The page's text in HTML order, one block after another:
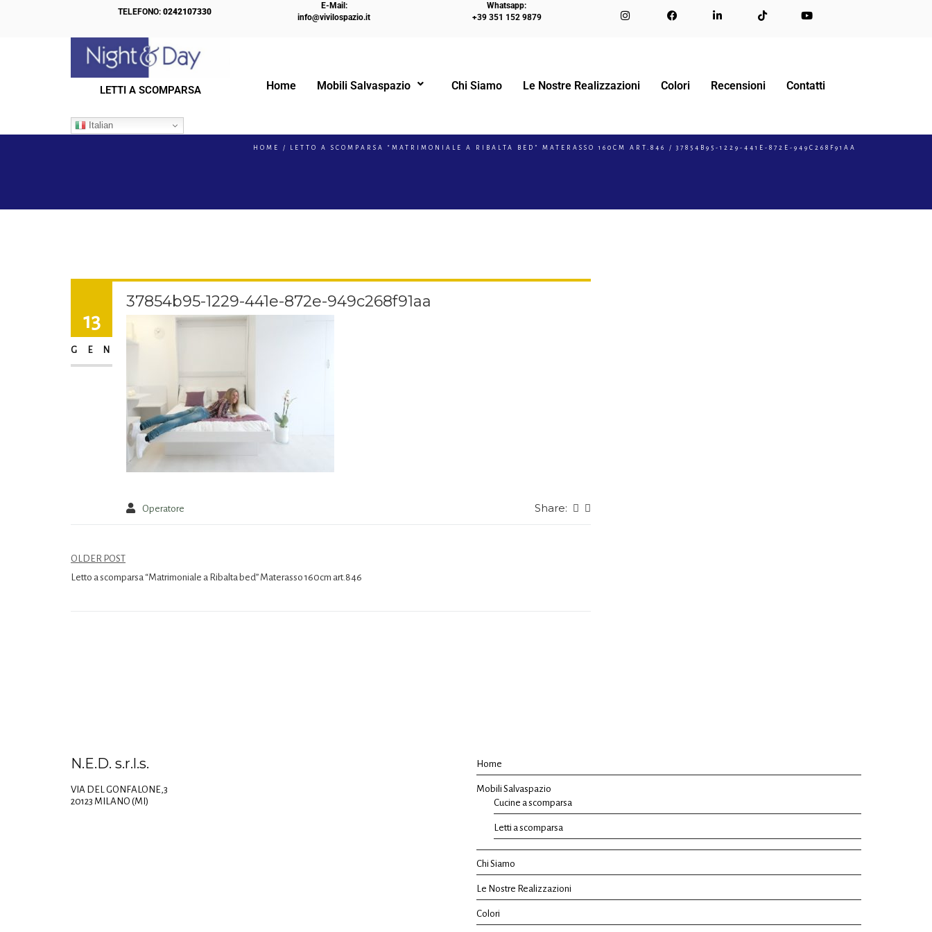
TELEFONO:0242107330
E-Mail:
info@vivilospazio.it
Whatsapp:
+39 351 152 9879
LETTI A SCOMPARSA
Italian
Home Mobili Salvaspazio Chi Siamo Le Nostre Realizzazioni Colori Recensioni Contatti
IL NOSTRO BLOG!
HOME LETTO A SCOMPARSA “MATRIMONIALE A RIBALTA BED” MATERASSO 160CM ART.846 37854B95-1229-441E-872E-949C268F91AA
13
GEN
37854b95-1229-441e-872e-949c268f91aa
Operatore Share:
OLDER POST
Letto a scomparsa “Matrimoniale a Ribalta bed” Materasso 160cm art.846
N.E.D. s.r.l.s.
VIA DEL GONFALONE,3
20123 MILANO (MI)
Home
Mobili Salvaspazio
Cucine a scomparsa
Letti a scomparsa
Chi Siamo
Le Nostre Realizzazioni
Colori